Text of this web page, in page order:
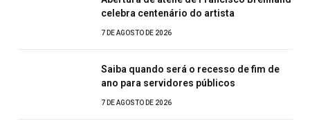
celebra centenário do artista
7 DE AGOSTO DE 2026
Saiba quando será o recesso de fim de
ano para servidores públicos
7 DE AGOSTO DE 2026